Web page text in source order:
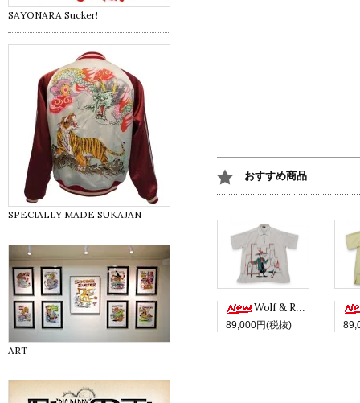
おすすめ商品
Wolf & Red -White ver.-
89,000円(税抜)
SAYONARA Sucker!
SPECIALLY MADE SUKAJAN
ART